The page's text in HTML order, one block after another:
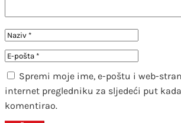
Spremi moje ime, e-poštu i web-
internet pregledniku za sljedeći put
komentirao.